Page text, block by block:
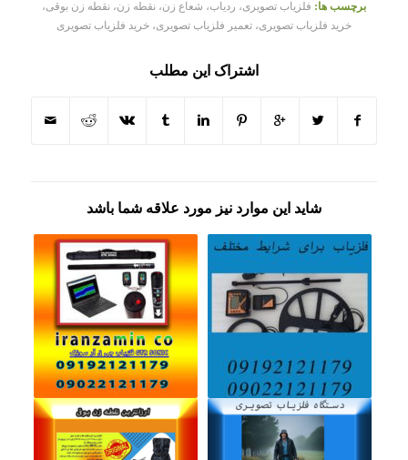
برچسب ها: فلزیاب تصویری، ردیاب، شعاع زن، نقطه زن، نقطه زن بوقی،
خرید فلزیاب تصویری، تعمیر فلزیاب تصویری، خرید فلزیاب تصویری
اشتراک این مطلب
شاید این موارد نیز مورد علاقه شما باشد